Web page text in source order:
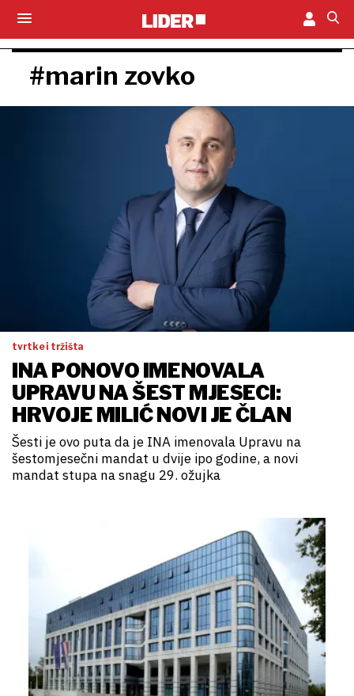
#marin zovko
tvrtke i tržišta
INA PONOVO IMENOVALA
UPRAVU NA ŠEST MJESECI:
HRVOJE MILIĆ NOVI JE ČLAN
Šesti je ovo puta da je INA imenovala Upravu na
šestomjesečni mandat u dvije ipo godine, a novi
mandat stupa na snagu 29. ožujka